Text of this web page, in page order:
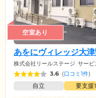
空室あり
あをにヴィレッジ大津
株式会社リールステージ サービ
3.6 (口コミ1件)
自立 要支援